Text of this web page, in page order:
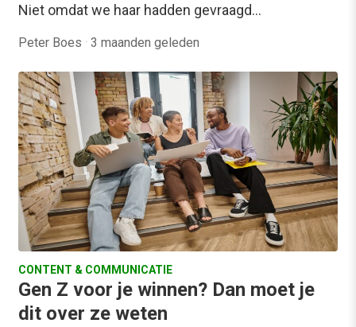
Niet omdat we haar hadden gevraagd…
Peter Boes · 3 maanden geleden
CONTENT & COMMUNICATIE
Gen Z voor je winnen? Dan moet je
dit over ze weten